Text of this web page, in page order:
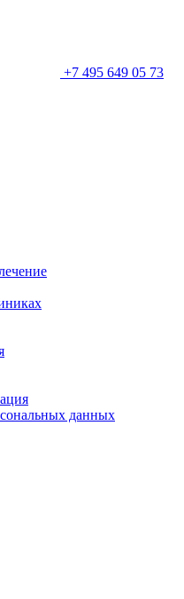
+7 495 649 05 73
данных